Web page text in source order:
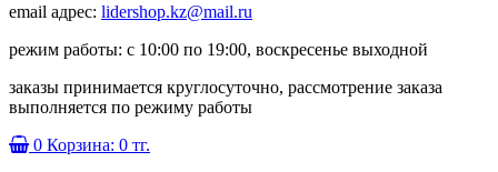
email адрес: lidershop.kz@mail.ru
режим работы: с 10:00 по 19:00, воскресенье выходной
заказы принимается круглосуточно, рассмотрение заказа
выполняется по режиму работы
0 Корзина: 0 тг.